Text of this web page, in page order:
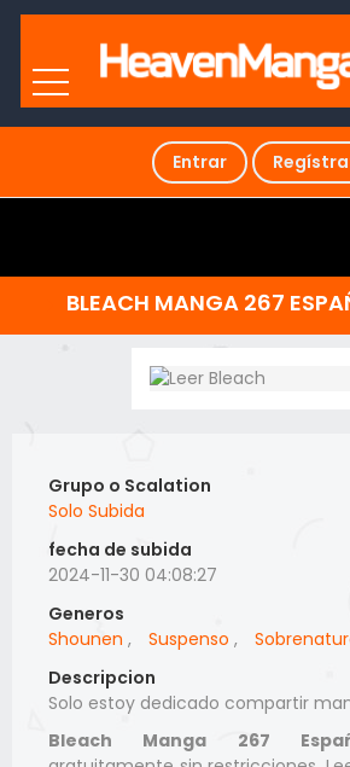
Entrar
BLEACH MANGA 267
Grupo o Scalation
Solo Subida
fecha de subida
2024-11-30 04:08:27
Generos
Shounen , Suspenso ,
Descripcion
Solo estoy dedicado compartir
Bleach Manga 267